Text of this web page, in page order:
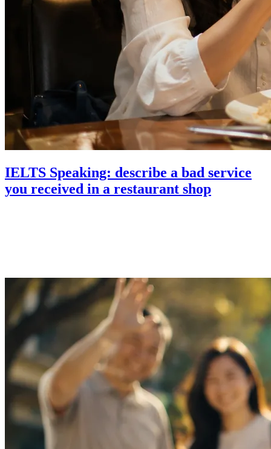
IELTS Speaking: describe a bad service
you received in a restaurant shop